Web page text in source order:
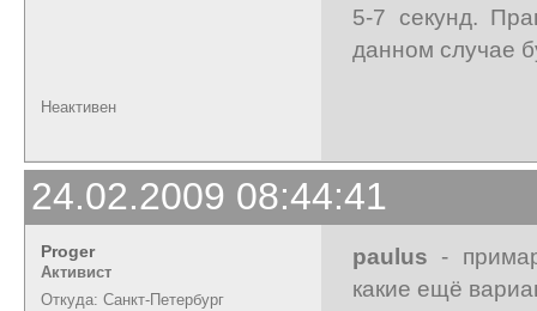
5-7 секунд.
данном случае
Неактивен
24.02.2009 08:44:41
Proger
Активист
Откуда: Санкт-Петербург
paulus -
какие ещё